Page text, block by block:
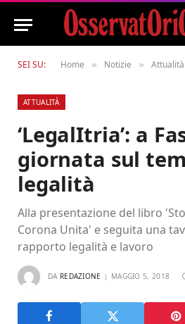
SEI SU: Home » Notizie » Attualità
ATTUALITÀ
‘LegalItria’: a
giornata sul
legalità
Alla presentazione del libro
Corona Unita' e seguita una
rapporto legalità e lavoro
DA REDAZIONE MAGGIO 5, 2018